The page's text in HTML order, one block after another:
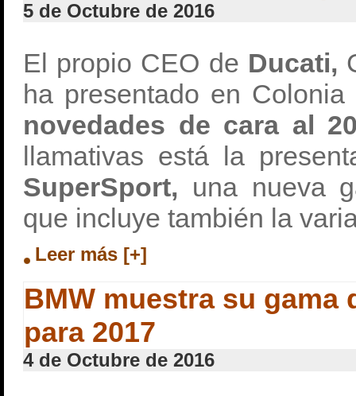
5 de Octubre de 2016
El propio CEO de Ducati,
ha presentado en
novedades de cara al
llamativas está la
SuperSport, una nueva
que incluye también la
Leer más [+]
BMW muestra su gama
para 2017
4 de Octubre de 2016